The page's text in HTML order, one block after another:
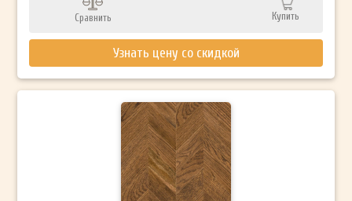
Сравнить Купить
Узнать цену со скидкой